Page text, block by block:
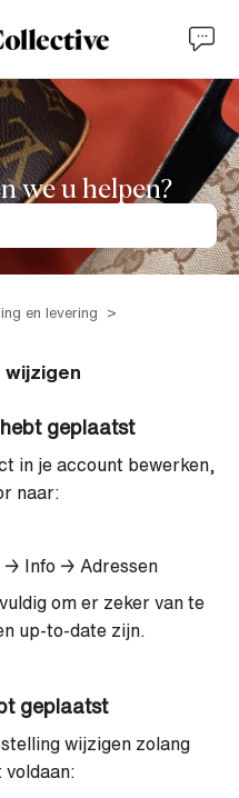
we u helpen?
en levering
wijzigen
geplaatst
in je account bewerken,
naar:
→ Info → Adressen
om er zeker van te
up-to-date zijn.
geplaatst
wijzigen zolang
voldaan: